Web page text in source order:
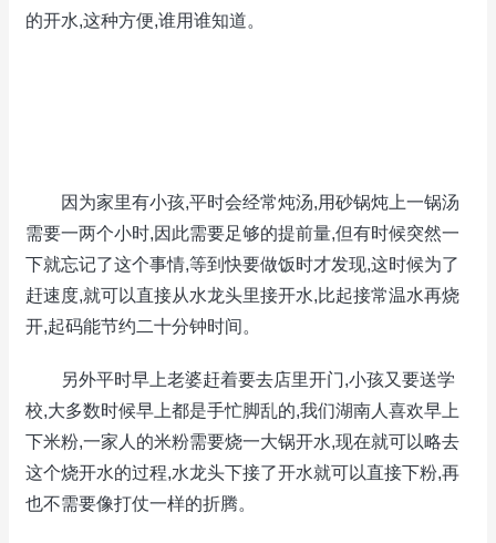
的开水,这种方便,谁用谁知道。
因为家里有小孩,平时会经常炖汤,用砂锅炖上一锅汤
需要一两个小时,因此需要足够的提前量,但有时候突然一
下就忘记了这个事情,等到快要做饭时才发现,这时候为了
赶速度,就可以直接从水龙头里接开水,比起接常温水再烧
开,起码能节约二十分钟时间。
另外平时早上老婆赶着要去店里开门,小孩又要送学
校,大多数时候早上都是手忙脚乱的,我们湖南人喜欢早上
下米粉,一家人的米粉需要烧一大锅开水,现在就可以略去
这个烧开水的过程,水龙头下接了开水就可以直接下粉,再
也不需要像打仗一样的折腾。